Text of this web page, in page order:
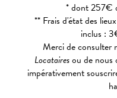
* dont 257€
** Frais d'état des
inclus :
Merci de
Locatairesou de nous
impérativement